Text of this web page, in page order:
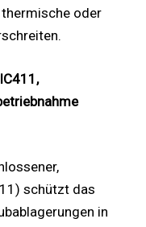
oder
schützt das
in